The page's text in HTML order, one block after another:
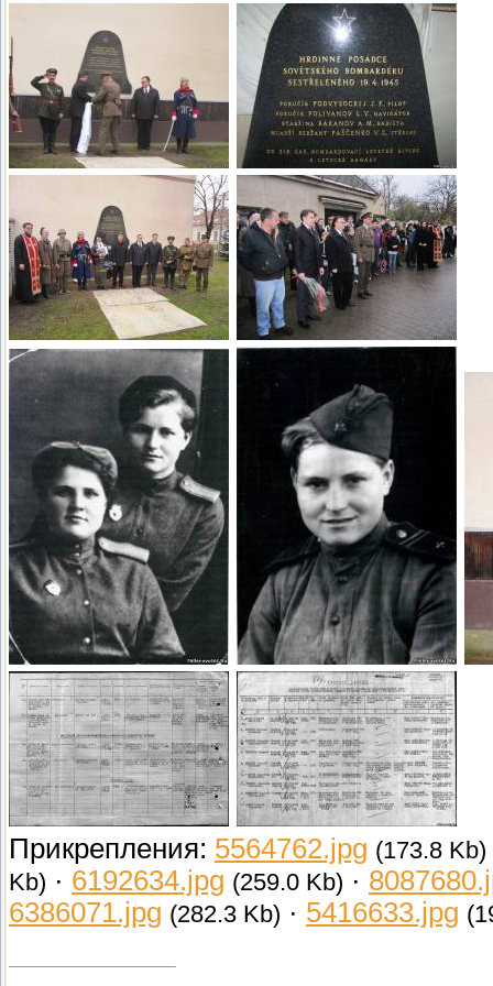
Родственников пилота
удалось.
С приветом и уважежнием
Соня Голечкова
Клуб военной истории Клуб
Г. Брно, южная Моравия
Чехия (бывшая Чехословакия)
Прикрепления: 5564762.jpg (173.8 Kb)
Kb) · 6192634.jpg (259.0 Kb) ·
6386071.jpg (282.3 Kb) · 5416633.jpg